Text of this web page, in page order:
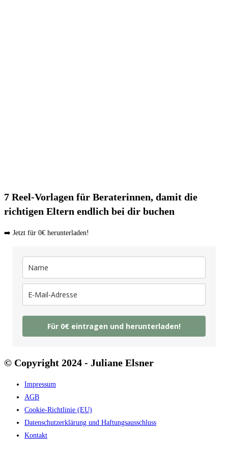
7 Reel-Vorlagen für Beraterinnen, damit die
richtigen Eltern endlich bei dir buchen
➡️ Jetzt für 0€ herunterladen!
Für 0€ eintragen und herunterladen!
© Copyright 2024 - Juliane Elsner
Impressum
AGB
Cookie-Richtlinie (EU)
Datenschutzerklärung und Haftungsausschluss
Kontakt